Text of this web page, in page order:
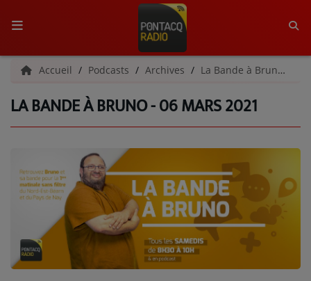
ACCUEIL
RADIO
L'ÉQUIPE
GRILLE DES PROGRAMMES
C'ÉTAIT QUOI CE TITRE ?
MÉDIAS
Accueil Podcasts Archives La Bande à Bruno | Archives
LA BANDE À BRUNO - 06 MARS 2021